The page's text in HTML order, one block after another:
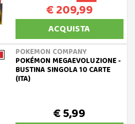
€ 209,99
ACQUISTA
POKEMON COMPANY
POKÉMON MEGAEVOLUZIONE -
BUSTINA SINGOLA 10 CARTE
(ITA)
€ 5,99